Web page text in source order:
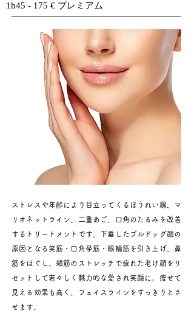
1h45 - 175 € プレミアム
ストレスや年齢により目立ってくるほうれい線、マ
リオネットライン、二重あご、口角のたるみを改善
するトリートメントです。下垂したブルドッグ顔の
原因となる笑筋・口角挙筋・眼輪筋を引き上げ、鼻
筋をほぐし、頬筋のストレッチで疲れた老け顔をリ
セットして若々しく魅力的な愛され笑顔に。痩せて
見える効果も高く、フェイスラインをすっきりとさ
せます。​